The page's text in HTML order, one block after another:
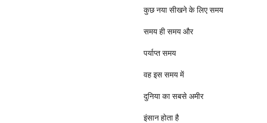
कुछ नया सीखने के लिए समय
समय ही समय और
पर्याप्त समय
वह इस समय में
दुनिया का सबसे अमीर
इंसान होता है